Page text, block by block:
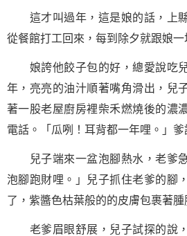
這才叫過年，這是娘的話，上縣
從餐館打工回來，每到除夕就跟娘一
娘誇他餃子包的好，總愛說吃兒
年，亮亮的油汁順著嘴角滑出，兒
著一股老屋廚房裡柴禾燃燒後的濃
電話。「瓜咧！耳背都一年哩。」爹
兒子端來一盆泡腳熱水，老爹急
泡腳跑財哩。」兒子抓住老爹的腳
了，紫醬色枯葉般的的皮膚包裹著腫
老爹眉眼舒展，兒子試探的說，